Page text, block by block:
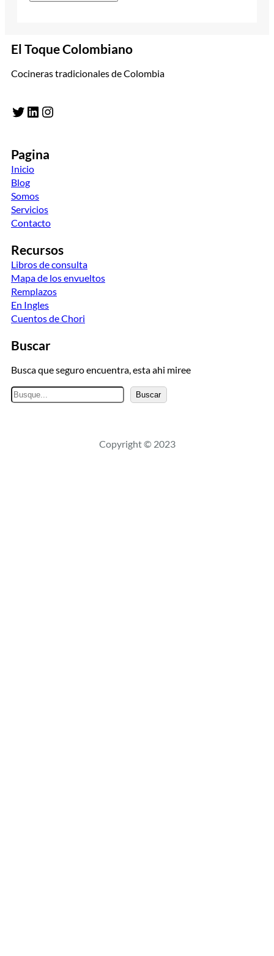
El Toque Colombiano
Cocineras tradicionales de Colombia
Twitter LinkedIn Instagram
Pagina
Inicio
Blog
Somos
Servicios
Contacto
Recursos
Libros de consulta
Mapa de los envueltos
Remplazos
En Ingles
Cuentos de Chori
Buscar
Busca que seguro encuentra, esta ahi miree
B
u
a
Buscar
Copyright © 2023